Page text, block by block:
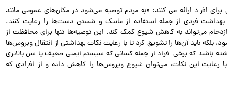
افراد ارائه می کنند: «به مردم توصیه می‌شود در مکان‌های عمومی مانند
بهداشت فردی از جمله استفاده از ماسک و شستن دست‌ها را رعایت کنند.
می‌تواند به کاهش شیوع کمک کند. این توصیه‌ها تنها برای محافظت از
باید آن‌ها را تشویق کرد تا با رعایت نکات بهداشتی از انتقال ویروس‌ها
باشند که برخی افراد از جمله کسانی که سیستم ایمنی ضعیف یا سن بالاتری
با رعایت این نکات، می‌توان شیوع ویروس‌ها را کاهش داده و از افرادی که